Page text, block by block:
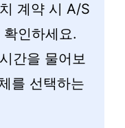
계약 시 A/S
인하세요.
간을 물어보
를 선택하는